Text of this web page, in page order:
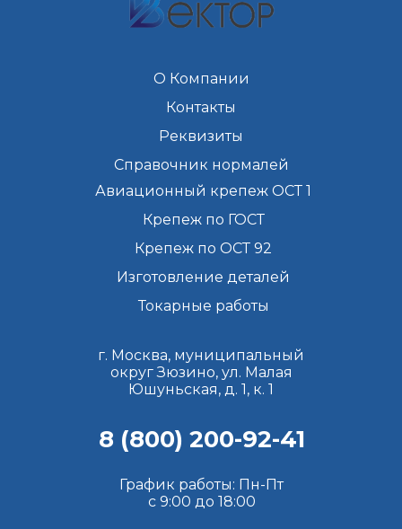
График работы: Пн-Пт
с 9:00 до 18:00
г. Москва, муниципальный
округ Зюзино, ул. Малая
Юшуньская, д. 1, к. 1
О Компании
Контакты
Реквизиты
Справочник нормалей
Авиационный крепеж ОСТ 1
Крепеж по ГОСТ
Крепеж по ОСТ 92
Изготовление деталей
Токарные работы
8 (800) 200-92-41